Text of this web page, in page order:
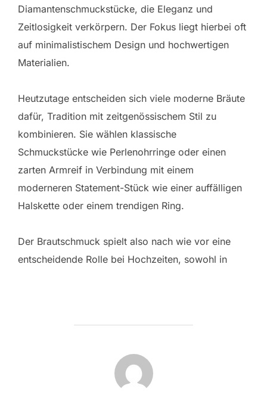
Diamantenschmuckstücke, die Eleganz und
Zeitlosigkeit verkörpern. Der Fokus liegt hierbei oft
auf minimalistischem Design und hochwertigen
Materialien.
Heutzutage entscheiden sich viele moderne Bräute
dafür, Tradition mit zeitgenössischem Stil zu
kombinieren. Sie wählen klassische
Schmuckstücke wie Perlenohrringe oder einen
zarten Armreif in Verbindung mit einem
moderneren Statement-Stück wie einer auffälligen
Halskette oder einem trendigen Ring.
Der Brautschmuck spielt also nach wie vor eine
entscheidende Rolle bei Hochzeiten, sowohl in
POST AUTHOR